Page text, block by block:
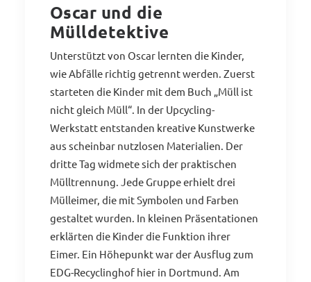
Oscar und die
Mülldetektive
Unterstützt von Oscar lernten die Kinder,
wie Abfälle richtig getrennt werden. Zuerst
starteten die Kinder mit dem Buch „Müll ist
nicht gleich Müll“. In der Upcycling-
Werkstatt entstanden kreative Kunstwerke
aus scheinbar nutzlosen Materialien. Der
dritte Tag widmete sich der praktischen
Mülltrennung. Jede Gruppe erhielt drei
Mülleimer, die mit Symbolen und Farben
gestaltet wurden. In kleinen Präsentationen
erklärten die Kinder die Funktion ihrer
Eimer. Ein Höhepunkt war der Ausflug zum
EDG-Recyclinghof hier in Dortmund. Am